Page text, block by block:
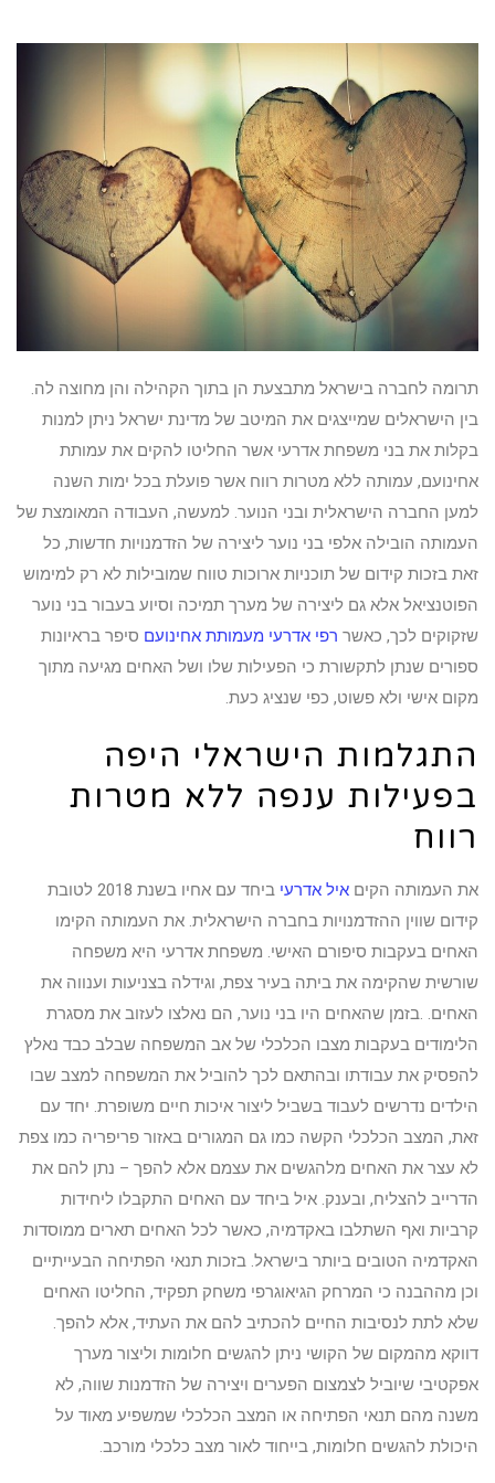
תרומה לחברה בישראל מתבצעת הן בתוך הקהילה והן מחוצה לה.
בין הישראלים שמייצגים את המיטב של מדינת ישראל ניתן למנות
בקלות את בני משפחת אדרעי אשר החליטו להקים את עמותת
אחינועם, עמותה ללא מטרות רווח אשר פועלת בכל ימות השנה
למען החברה הישראלית ובני הנוער. למעשה, העבודה המאומצת של
העמותה הובילה אלפי בני נוער ליצירה של הזדמנויות חדשות, כל
זאת בזכות קידום של תוכניות ארוכות טווח שמובילות לא רק למימוש
הפוטנציאל אלא גם ליצירה של מערך תמיכה וסיוע בעבור בני נוער
שזקוקים לכך, כאשר רפי אדרעי מעמותת אחינועם סיפר בראיונות
ספורים שנתן לתקשורת כי הפעילות שלו ושל האחים מגיעה מתוך
מקום אישי ולא פשוט, כפי שנציג כעת.
התגלמות הישראלי היפה
בפעילות ענפה ללא מטרות
רווח
את העמותה הקים איל אדרעי
ביחד עם אחיו בשנת 2018 לטובת
קידום שווין ההזדמנויות בחברה הישראלית. את העמותה הקימו
האחים בעקבות סיפורם האישי. משפחת אדרעי היא משפחה
שורשית שהקימה את ביתה בעיר צפת, וגידלה בצניעות וענווה את
האחים. .בזמן שהאחים היו בני נוער, הם נאלצו לעזוב את מסגרת
הלימודים בעקבות מצבו הכלכלי של אב המשפחה שבלב כבד נאלץ
להפסיק את עבודתו ובהתאם לכך להוביל את המשפחה למצב שבו
הילדים נדרשים לעבוד בשביל ליצור איכות חיים משופרת. יחד עם
זאת, המצב הכלכלי הקשה כמו גם המגורים באזור פריפריה כמו צפת
לא עצר את האחים מלהגשים את עצמם אלא להפך – נתן להם את
הדרייב להצליח, ובענק. איל ביחד עם האחים התקבלו ליחידות
קרביות ואף השתלבו באקדמיה, כאשר לכל האחים תארים ממוסדות
האקדמיה הטובים ביותר בישראל. בזכות תנאי הפתיחה הבעייתיים
וכן מההבנה כי המרחק הגיאוגרפי משחק תפקיד, החליטו האחים
שלא לתת לנסיבות החיים להכתיב להם את העתיד, אלא להפך.
דווקא מהמקום של הקושי ניתן להגשים חלומות וליצור מערך
אפקטיבי שיוביל לצמצום הפערים ויצירה של הזדמנות שווה, לא
משנה מהם תנאי הפתיחה או המצב הכלכלי שמשפיע מאוד על
היכולת להגשים חלומות, בייחוד לאור מצב כלכלי מורכב.